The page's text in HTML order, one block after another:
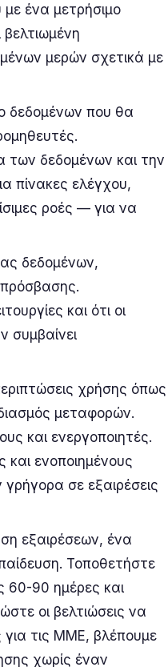
ένα μετρήσιμο
μερών σχετικά με
δεδομένων που θα
των δεδομένων και την
πίνακες ελέγχου,
ροές — για να
δεδομένων,
και ότι οι
συμβαίνει
χρήσης όπως
μεταφορών.
και ενεργοποιητές.
και ενοποιημένους
σε εξαιρέσεις
εξαιρέσεων, ένα
Τοποθετήστε
60-90 ημέρες και
οι βελτιώσεις να
για τις ΜΜΕ, βλέπουμε
χωρίς έναν